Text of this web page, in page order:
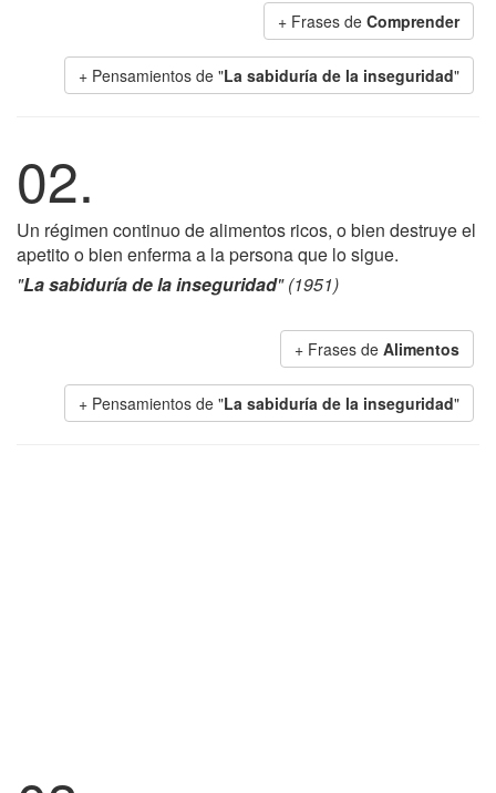
+ Frases de Comprender
+ Pensamientos de "La sabiduría de la inseguridad"
02.
Un régimen continuo de alimentos ricos, o bien destruye el
apetito o bien enferma a la persona que lo sigue.
"La sabiduría de la inseguridad" (1951)
+ Frases de Alimentos
+ Pensamientos de "La sabiduría de la inseguridad"